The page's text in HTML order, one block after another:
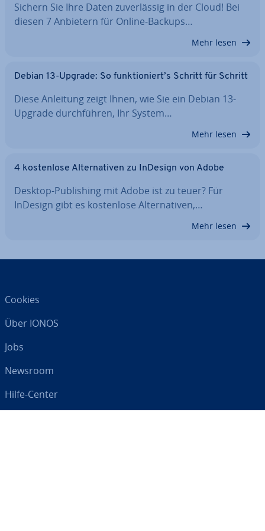
Sichern Sie Ihre Daten zu­ver­läs­sig in der Cloud! Bei
diesen 7 Anbietern für Online-Backups…
Mehr lesen
Debian 13-Upgrade: So funk­tio­niert’s Schritt für Schritt
Diese Anleitung zeigt Ihnen, wie Sie ein Debian 13-
Upgrade durch­füh­ren, Ihr System…
Mehr lesen
4 kos­ten­lo­se Al­ter­na­ti­ven zu InDesign von Adobe
Desktop-Pu­bli­shing mit Adobe ist zu teuer? Für
InDesign gibt es kos­ten­lo­se Al­ter­na­ti­ven,…
Mehr lesen
Cookies
Über IONOS
Jobs
Newsroom
Hilfe-Center